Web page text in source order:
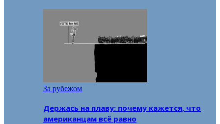
За рубежом
Держась на плаву: почему кажется, что
американцам всё равно